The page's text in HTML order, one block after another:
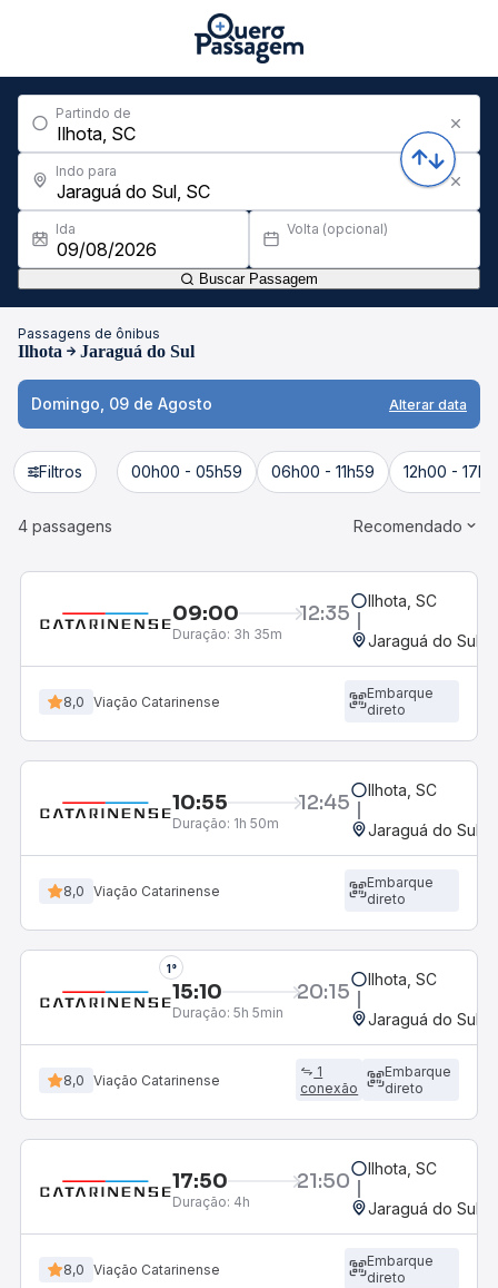
Partindo de
Indo para
Ida Volta (opcional)
Buscar Passagem
Passagens de ônibus
Ilhota Jaraguá do Sul
Domingo, 09 de Agosto Alterar data
Filtros 00h00 - 05h59 06h00 - 11h59 12h00 -
4 passagens Recomendado
09:00 12:35
Duração: 3h 35m
Ilhota, SC
Jaraguá do Sul,
8,0 Viação Catarinense
Embarque
direto
10:55 12:45
Duração: 1h 50m
Ilhota, SC
Jaraguá do Sul,
8,0 Viação Catarinense
Embarque
direto
1°
15:10 20:15
Duração: 5h 5min
Ilhota, SC
Jaraguá do Sul,
8,0 Viação Catarinense
1
conexão
Embarque
direto
17:50 21:50
Duração: 4h
Ilhota, SC
Jaraguá do Sul,
8,0 Viação Catarinense
Embarque
direto